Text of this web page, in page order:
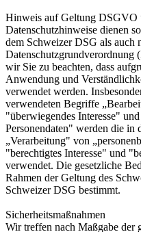
Hinweis auf Geltung DSGVO
Datenschutzhinweise dienen
dem Schweizer DSG als auch
Datenschutzgrundverordnung
wir Sie zu beachten, dass
Anwendung und
verwendet werden.
verwendeten Begriffe
"überwiegendes Interesse"
Personendaten" werden die
„Verarbeitung" von
"berechtigtes Interesse" und
verwendet. Die gesetzliche
Rahmen der Geltung des
Schweizer DSG bestimmt.
Sicherheitsmaßnahmen
Wir treffen nach Maßgabe der